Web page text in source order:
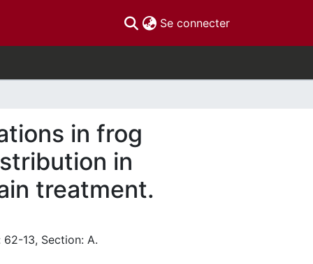
Se connecter(current)
in frog
in
treatment.
13, Section: A.